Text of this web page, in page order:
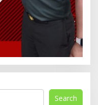
Search